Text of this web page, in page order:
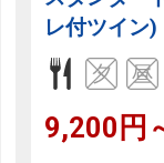
レ付ツイン)
9,200円